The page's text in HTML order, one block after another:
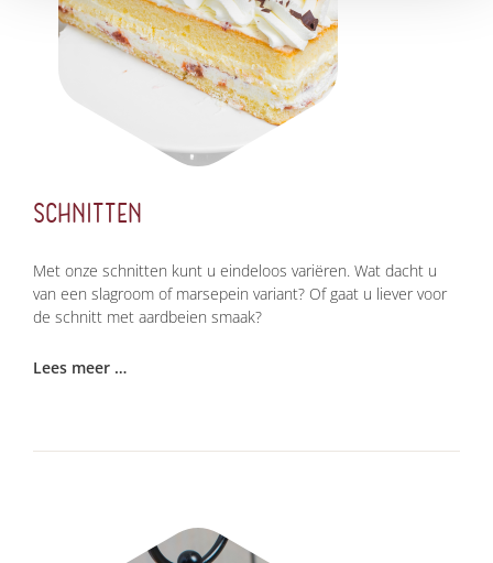
SCHNITTEN
Met onze schnitten kunt u eindeloos variëren. Wat dacht u
van een slagroom of marsepein variant? Of gaat u liever voor
de schnitt met aardbeien smaak?
Lees meer …